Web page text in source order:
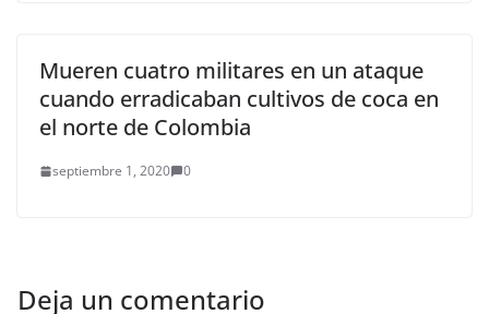
Mueren cuatro militares en un ataque
cuando erradicaban cultivos de coca en
el norte de Colombia
septiembre 1, 2020 0
Deja un comentario